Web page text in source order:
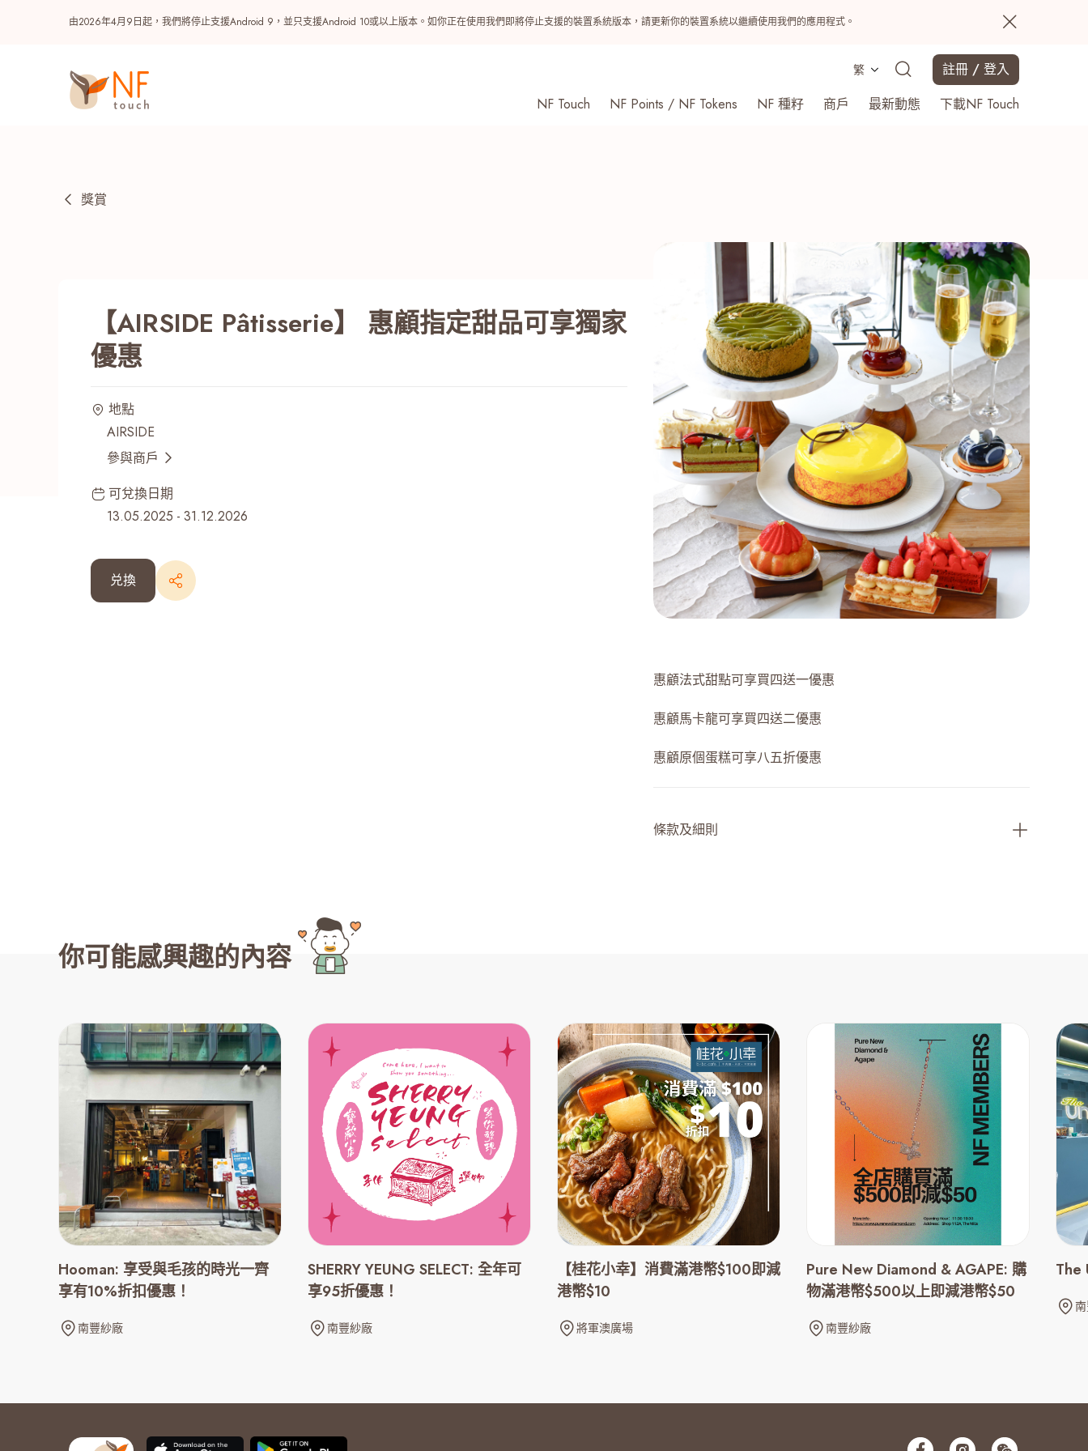
由2026年4月9日起，我們將停止支援Android 9，並只支援Android 10或以上版本。如你正在使用我們即將停止支援的裝置系統版本，請更新你的裝置系統以繼續使用我們的應用程式。
繁
註冊 / 登入
NF Touch
NF Points / NF Tokens NF 種籽 商戶 最新動態 下載NF Touch
NF 種籽 NF Points AIRSIDE 獎賞
獎賞
【AIRSIDE Pâtisserie】 惠顧指定甜品可享獨家
優惠
地點
AIRSIDE
參與商戶
可兌換日期
13.05.2025 - 31.12.2026
兑換
惠顧法式甜點可享買四送一優惠
惠顧馬卡龍可享買四送二優惠
惠顧原個蛋糕可享八五折優惠
條款及細則
你可能感興趣的內容
Hooman: 享受與毛孩的時光一齊
享有10%折扣優惠！
南豐紗廠
SHERRY YEUNG SELECT: 全年可
享95折優惠！
南豐紗廠
【桂花小幸】消費滿港幣$100即減
港幣$10
將軍澳廣場
Pure New Diamond & AGAPE: 購
物滿港幣$500以上即減港幣$50
南豐紗廠
The